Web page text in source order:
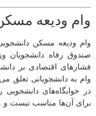
ودیعه مسکن
ودیعه مسکن دانشجویی ،
رفاه دانشجویان
اقتصادی بر
به دانشجویانی تعلق
دانشجویی را
آن‌ها مناسب نیست و